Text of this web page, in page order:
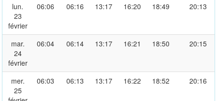
lun.
23
février
06:06 06:16 13:17 16:20 18:49 20:13
mar.
24
février
06:04 06:14 13:17 16:21 18:50 20:15
mer.
25
06:03 06:13 13:17 16:22 18:52 20:16